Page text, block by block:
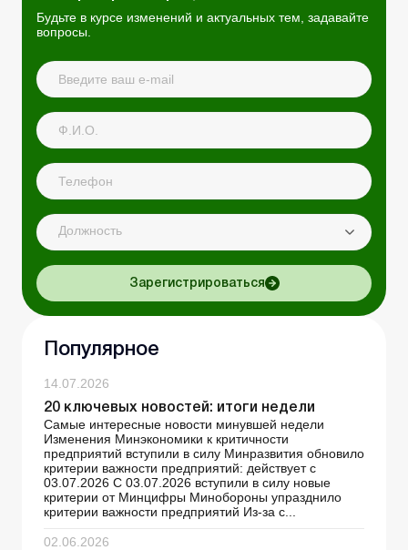
Будьте в курсе изменений и актуальных тем, задавайте
вопросы.
Должность
Зарегистрироваться
Популярное
14.07.2026
20 ключевых новостей: итоги недели
Самые интересные новости минувшей недели
Изменения Минэкономики к критичности
предприятий вступили в силу Минразвития обновило
критерии важности предприятий: действует с
03.07.2026 С 03.07.2026 вступили в силу новые
критерии от Минцифры Минобороны упразднило
критерии важности предприятий Из-за с...
02.06.2026